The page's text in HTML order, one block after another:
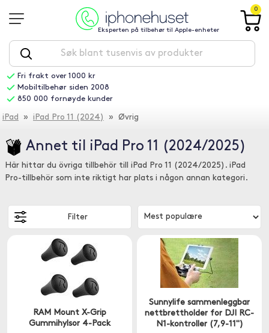
Eksperten på tilbehør til Apple-enheter
0
Fri frakt over 1000 kr
Mobiltilbehør siden 2008
850 000 fornøyde kunder
iPad » iPad Pro 11 (2024) » Øvrig
Annet til iPad Pro 11 (2024/2025)
Här hittar du övriga tillbehör till iPad Pro 11 (2024/2025). iPad
Pro-tillbehör som inte riktigt har plats i någon annan kategori.
Filter
RAM Mount X-Grip
Gummihylsor 4-Pack
Sunnylife sammenleggbar
nettbrettholder for DJI RC-
N1-kontroller (7,9-11")